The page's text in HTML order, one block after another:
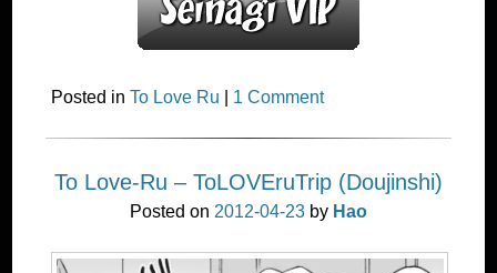
Posted inTo Love Ru 1 Comment
To Love-Ru – ToLOVEruTrip (Doujinshi)
Posted on2012-04-23 by Hao